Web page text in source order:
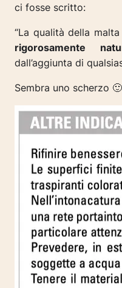
ci fosse scritto:
“La qualità della
rigorosamente
dall’aggiunta di
Sembra uno scherzo 🙂